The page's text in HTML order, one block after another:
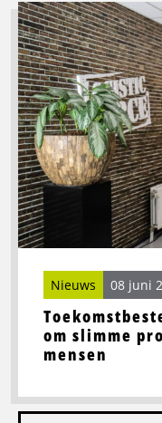
om slimme
mensen
Nieuws 08 juni
Lees
meer
over
Toekomstbestendige
logistiek
vraagt
om
slimme
processen
én
sterke
mensen